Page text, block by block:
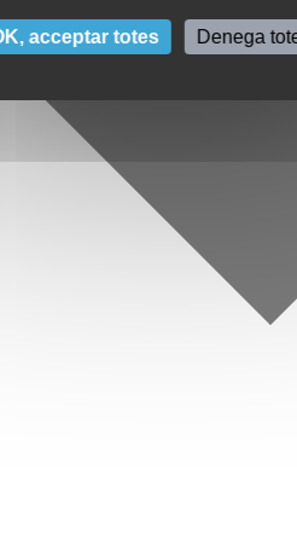
acceptar totes Denega